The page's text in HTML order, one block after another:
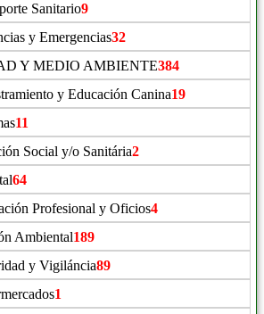
Sanitario9
y Emergencias32
Y MEDIO AMBIENTE384
y Educación Canina19
11
Social y/o Sanitária2
64
Profesional y Oficios4
Ambiental189
y Vigiláncia89
1